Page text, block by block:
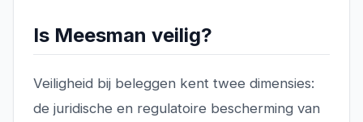
Is Meesman veilig?
Veiligheid bij beleggen kent twee dimensies:
de juridische en regulatoire bescherming van